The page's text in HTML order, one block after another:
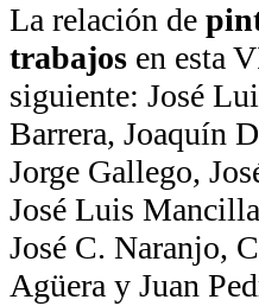
La relación de
trabajos en esta
siguiente: José
Barrera, Joaquín
Jorge Gallego,
José Luis
José C. Naranjo,
Agüera y Juan